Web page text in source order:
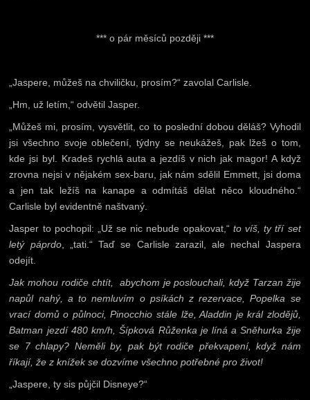
*** o pár měsíců později ***
„Jaspere, můžeš na chviličku, prosím?“ zavolal Carlisle.
„Hm, už letím,“ odvětil Jasper.
„Můžeš mi, prosím, vysvětlit, co to poslední dobou děláš? Vyhodil
jsi všechno svoje oblečení, týdny se neukážeš, pak lžeš o tom,
kde jsi byl. Kradeš rychlá auta a jezdíš v nich jak magor! A když
zrovna nejsi v nějakém sex-baru, jak nám sdělil Emmett, jsi doma
a jen tak ležíš na kanape a odmítáš dělat něco kloudného.“
Carlisle byl evidentně naštvaný.
Jasper to pochopil: „Už se nic nebude opakovat,“ to víš, ty tří set
letý páprdo, „tati.“ Taď se Carlisle zarazil, ale nechal Jaspera
odejít.
Jak mohou rodiče chtít, abychom je poslouchali, když Tarzan žije
napůl nahý, a to nemluvím o psíkách z rezervace, Popelka se
vrací domů o půlnoci, Pinocchio stále lže, Aladdin je král zlodějů,
Batman jezdí 480 km/h, Šípková Růženka je líná a Sněhurka žije
se 7 chlapy? Neměli by, pak být rodiče překvapení, když nám
říkají, že z knížek se dozvíme všechno potřebné pro život!
„Jaspere, ty sis půjčil Disneye?“